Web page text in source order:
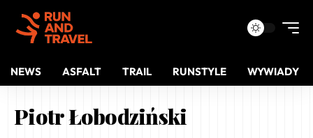
NEWS ASFALT TRAIL RUNSTYLE WYWIADY
Piotr Łobodziński